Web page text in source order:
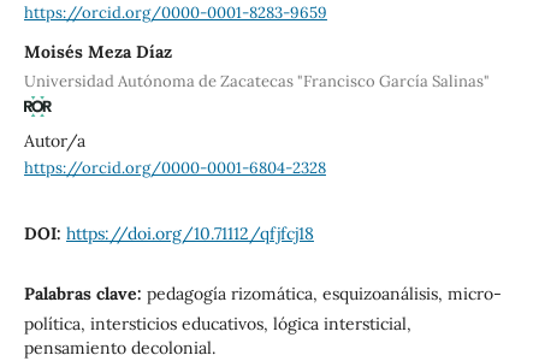
https://orcid.org/0000-0001-8283-9659
Moisés Meza Díaz
Universidad Autónoma de Zacatecas "Francisco García Salinas"
Autor/a
https://orcid.org/0000-0001-6804-2328
DOI: https://doi.org/10.71112/qfjfcj18
Palabras clave: pedagogía rizomática, esquizoanálisis, micro-
política, intersticios educativos, lógica intersticial,
pensamiento decolonial.